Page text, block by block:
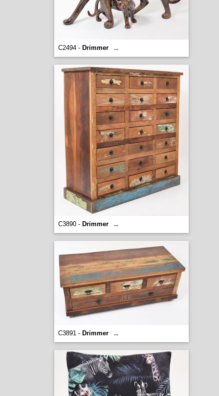
C2494 - Drimmer ...
C3890 - Drimmer ...
C3891 - Drimmer ...